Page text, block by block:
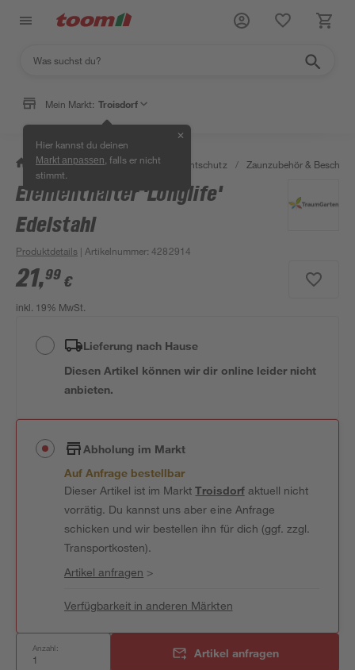
Mein Markt: Troisdorf
Hier kannst du deinen
Markt anpassen , falls er nicht
stimmt.
✕
/ Garten & Freizeit / Zäune & Sichtschutz / Zaunzubehör &
Elementhalter 'Longlife'
Edelstahl
Produktdetails | Artikelnummer:4282914
21,99 €
inkl. 19% MwSt.
Lieferung nach Hause
Diesen Artikel können wir dir online leider nicht
anbieten.
Abholung im Markt
Auf Anfrage bestellbar
Dieser Artikel ist im MarktTroisdorfaktuell nicht
vorrätig. Du kannst uns aber eine Anfrage
schicken und wir bestellen ihn für dich (ggf. zzgl.
Transportkosten).
Artikel anfragen >
Verfügbarkeit in anderen Märkten
Anzahl: Artikel anfragen